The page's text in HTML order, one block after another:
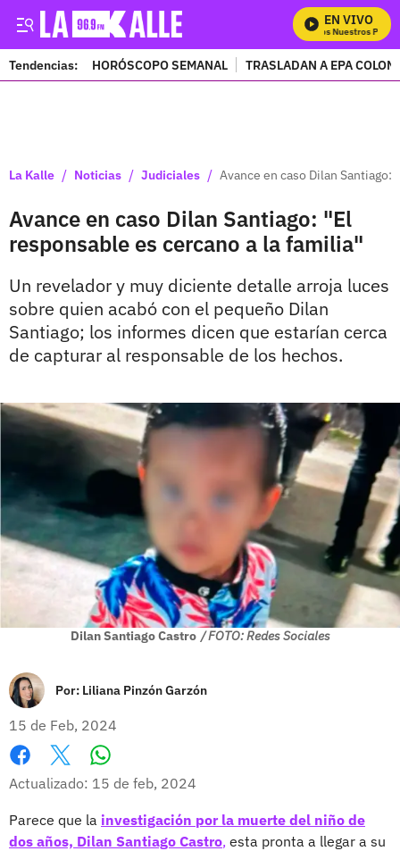
EN VIVO
Mira Todos Nuestros
Tendencias: HORÓSCOPO SEMANAL TRASLADAN A EPA
La Kalle / Noticias / Judiciales / Avance en caso Dilan
Avance en caso Dilan Santiago: "El
responsable es cercano a la familia"
Un revelador y muy diciente detalle arroja luces
sobre quien acabó con el pequeño Dilan
Santiago; los informes dicen que estarían cerca
de capturar al responsable de los hechos.
Dilan Santiago Castro / FOTO: Redes Sociales
Por: Liliana Pinzón Garzón
15 de Feb, 2024
Facebook
X
Actualizado: 15 de feb, 2024
Parece que la investigación por la muerte del niño de
dos años, Dilan Santiago Castro, esta pronta a llegar a su